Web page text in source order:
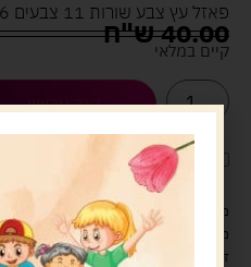
פאזל עץ צבע שורות 11 צבעים 36X16 ס"מ
40.00ש"ח
קיים במלאי
קנה עכשיו
לארוז את המוצר באריזת מתנה
מעל 329 ש"ח, משלוח עם שליח עד הבית חינם! – 0 ₪
משלוח עם שליח עד הבית: 29 ש"ח
זמן אספקה: עד 4 ימי עסקים.